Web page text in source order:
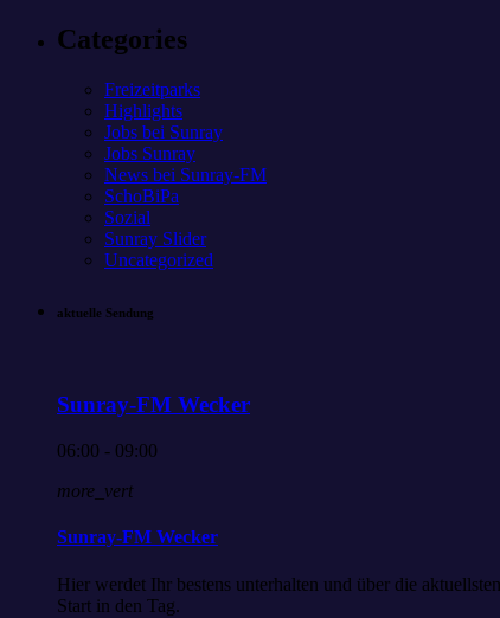
Categories
Freizeitparks
Highlights
Jobs bei Sunray
Jobs Sunray
News bei Sunray-FM
SchoBiPa
Sozial
Sunray Slider
Uncategorized
aktuelle Sendung
Sunray-FM Wecker
06:00 - 09:00
more_vert
Sunray-FM Wecker
Hier werdet Ihr bestens unterhalten und über die
Start in den Tag.